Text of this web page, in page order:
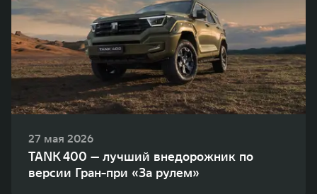
27 мая 2026
TANK 400 — лучший внедорожник по
версии Гран-при «За рулем»